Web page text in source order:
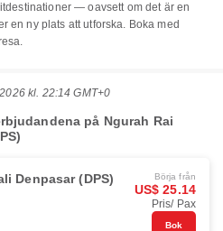
— oavsett om det är en
en ny plats att utforska. Boka med
kl. 22:14 GMT+0
på Ngurah Rai
Denpasar (DPS) Börja från
US$ 25.14
Pris/ Pax
Bok